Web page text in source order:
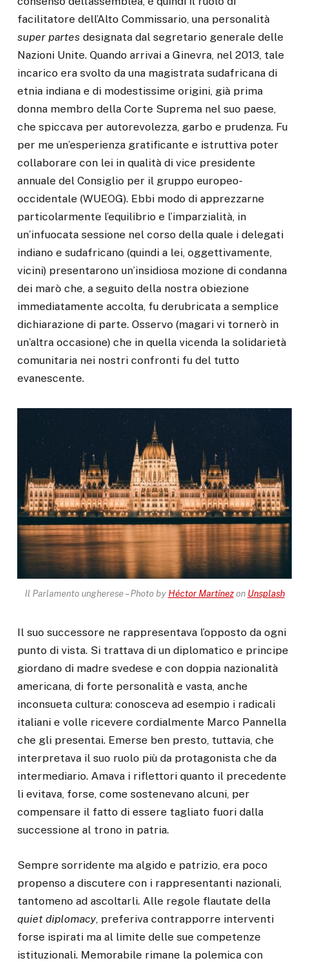
facilitatore dell’Alto Commissario, una personalità
super partes designata dal segretario generale delle
Nazioni Unite. Quando arrivai a Ginevra, nel 2013, tale
incarico era svolto da una magistrata sudafricana di
etnia indiana e di modestissime origini, già prima
donna membro della Corte Suprema nel suo paese,
che spiccava per autorevolezza, garbo e prudenza. Fu
per me un’esperienza gratificante e istruttiva poter
collaborare con lei in qualità di vice presidente
annuale del Consiglio per il gruppo europeo-
occidentale (WUEOG). Ebbi modo di apprezzarne
particolarmente l’equilibrio e l’imparzialità, in
un’infuocata sessione nel corso della quale i delegati
indiano e sudafricano (quindi a lei, oggettivamente,
vicini) presentarono un’insidiosa mozione di condanna
dei marò che, a seguito della nostra obiezione
immediatamente accolta, fu derubricata a semplice
dichiarazione di parte. Osservo (magari vi tornerò in
un’altra occasione) che in quella vicenda la solidarietà
comunitaria nei nostri confronti fu del tutto
evanescente.
Il Parlamento ungherese – Photo by Héctor Martínezon Unsplash
Il suo successore ne rappresentava l’opposto da ogni
punto di vista. Si trattava di un diplomatico e principe
giordano di madre svedese e con doppia nazionalità
americana, di forte personalità e vasta, anche
inconsueta cultura: conosceva ad esempio i radicali
italiani e volle ricevere cordialmente Marco Pannella
che gli presentai. Emerse ben presto, tuttavia, che
interpretava il suo ruolo più da protagonista che da
intermediario. Amava i riflettori quanto il precedente
li evitava, forse, come sostenevano alcuni, per
compensare il fatto di essere tagliato fuori dalla
successione al trono in patria.
Sempre sorridente ma algido e patrizio, era poco
propenso a discutere con i rappresentanti nazionali,
tantomeno ad ascoltarli. Alle regole flautate della
quiet diplomacy , preferiva contrapporre interventi
forse ispirati ma al limite delle sue competenze
istituzionali. Memorabile rimane la polemica con